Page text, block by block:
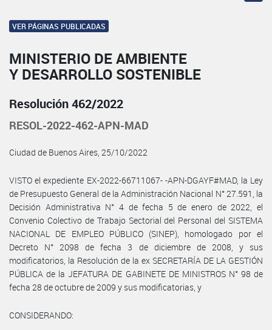
VER PÁGINAS PUBLICADAS
MINISTERIO DE AMBIENTE
Y DESARROLLO SOSTENIBLE
Resolución 462/2022
RESOL-2022-462-APN-MAD
Ciudad de Buenos Aires, 25/10/2022
VISTO el expediente EX-2022-66711067- -APN-DGAYF#MAD, la Ley
de Presupuesto General de la Administración Nacional N° 27.591, la
Decisión Administrativa N° 4 de fecha 5 de enero de 2022, el
Convenio Colectivo de Trabajo Sectorial del Personal del SISTEMA
NACIONAL DE EMPLEO PÚBLICO (SINEP), homologado por el
Decreto N° 2098 de fecha 3 de diciembre de 2008, y sus
modificatorios, la Resolución de la ex SECRETARÍA DE LA GESTIÓN
PÚBLICA de la JEFATURA DE GABINETE DE MINISTROS N° 98 de
fecha 28 de octubre de 2009 y sus modificatorias, y
CONSIDERANDO: